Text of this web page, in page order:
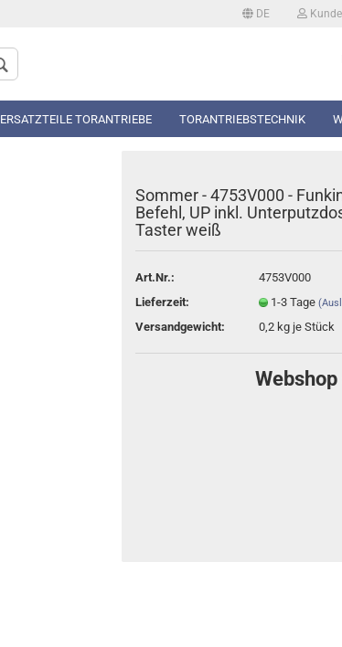
DE
ERSATZTEILE TORANTRIEBE TORANTRIEBSTECHNIK
Sommer - 4753V000 -
Befehl, UP inkl.
Taster weiß
Art.Nr.:
4753V000
Lieferzeit:
1-3 Tage
Versandgewicht: 0,2 kg je Stück